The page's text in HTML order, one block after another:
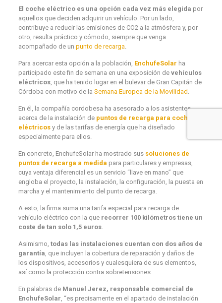
El coche eléctrico es una opción cada vez más elegida por
aquellos que deciden adquirir un vehículo. Por un lado,
contribuye a reducir las emisiones de CO2 a la atmósfera y, por
otro, resulta práctico y cómodo, siempre que venga
acompañado de un punto de recarga
Para acercar esta opción a la población, EnchufeSolar ha
participado este fin de semana en una exposición de vehículos
eléctricos, que ha tenido lugar en el bulevar de Gran Capitán de
Córdoba con motivo de la Semana Europea de la Movilidad
En él, la compañía cordobesa ha asesorado a los asistentes
acerca de la instalación de puntos de recarga para coches
eléctricosy de las tarifas de energía que ha diseñado
especialmente para ellos.
En concreto, EnchufeSolar ha mostrado sus soluciones de
puntos de recarga a medida para particulares y empresas,
cuya ventaja diferencial es un servicio “llave en mano” que
engloba el proyecto, la instalación, la configuración, la puesta en
marcha y el mantenimiento del punto de recarga.
A esto, la firma suma una tarifa especial para recarga de
vehículo eléctrico con la querecorrer 100 kilómetros tiene un
coste de tan solo 1,5 euros.
Asimismo, todas las instalaciones cuentan con dos años de
garantía , que incluyen la cobertura de reparación y daños de
los dispositivos, accesorios y cualesquiera de sus elementos,
así como la protección contra sobretensiones.
En palabras de Manuel Jerez, responsable comercial de
EnchufeSolar , “es precisamente en el apartado de instalación